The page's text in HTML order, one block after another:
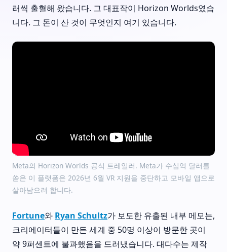
러씩 출혈해 왔습니다. 그 대표작이 Horizon Worlds였습
니다. 그 돈이 산 것이 무엇인지 여기 있습니다.
Meta의 Horizon Worlds 공식 트레일러. Meta가 수십억 달러를
쏟은 이 플랫폼은 2026년 6월 VR 지원을 중단하고 모바일 앱으로
살아남으려 합니다.
Fortune와 Ryan Schultz가 보도한 유출된 내부 메모는,
크리에이터들이 만든 세계 중 50명 이상이 방문한 곳이
약 9퍼센트에 불과했음을 드러냈습니다. 대다수는 제작